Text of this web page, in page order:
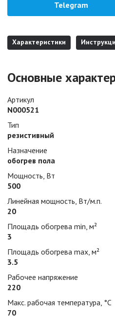
Telegram
Характеристики
Основные
Артикул
N000521
Тип
резистивный
Назначение
обогрев пола
Мощность, Вт
500
Линейная мощность, Вт/м.п.
20
Площадь обогрева min, м²
3
Площадь обогрева max, м²
3.5
Рабочее напряжение
220
Макс. рабочая температура, °С
70